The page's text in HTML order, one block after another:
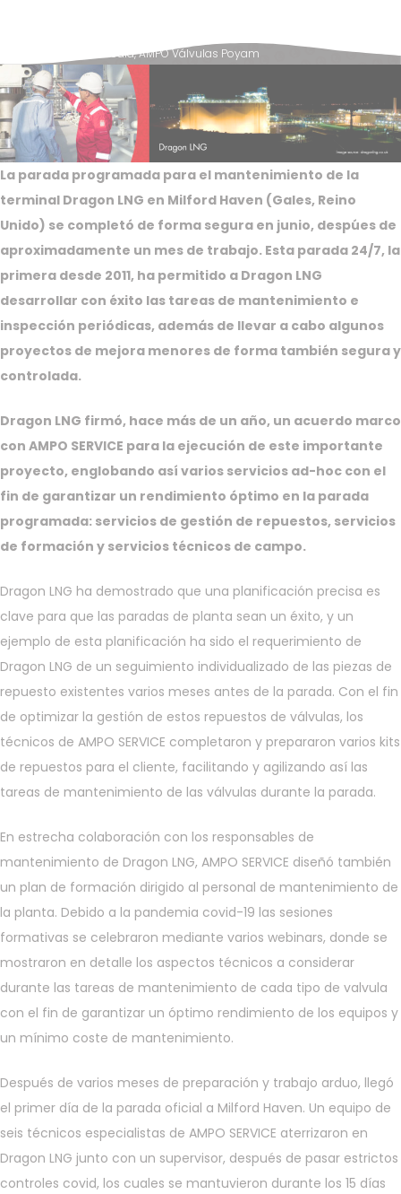
News & Media,AMPO Válvulas Poyam
La parada programada para el mantenimiento de la
terminal Dragon LNG en Milford Haven (Gales, Reino
Unido) se completó de forma segura en junio, despúes de
aproximadamente un mes de trabajo. Esta parada 24/7, la
primera desde 2011, ha permitido a Dragon LNG
desarrollar con éxito las tareas de mantenimiento e
inspección periódicas, además de llevar a cabo algunos
proyectos de mejora menores de forma también segura y
controlada.
Dragon LNG firmó, hace más de un año, un acuerdo marco
con AMPO SERVICE para la ejecución de este importante
proyecto, englobando así varios servicios ad-hoc con el
fin de garantizar un rendimiento óptimo en la parada
programada: servicios de gestión de repuestos, servicios
de formación y servicios técnicos de campo.
Dragon LNG ha demostrado que una planificación precisa es
clave para que las paradas de planta sean un éxito, y un
ejemplo de esta planificación ha sido el requerimiento de
Dragon LNG de un seguimiento individualizado de las piezas de
repuesto existentes varios meses antes de la parada. Con el fin
de optimizar la gestión de estos repuestos de válvulas, los
técnicos de AMPO SERVICE completaron y prepararon varios kits
de repuestos para el cliente, facilitando y agilizando así las
tareas de mantenimiento de las válvulas durante la parada.
En estrecha colaboración con los responsables de
mantenimiento de Dragon LNG, AMPO SERVICE diseñó también
un plan de formación dirigido al personal de mantenimiento de
la planta. Debido a la pandemia covid-19 las sesiones
formativas se celebraron mediante varios webinars, donde se
mostraron en detalle los aspectos técnicos a considerar
durante las tareas de mantenimiento de cada tipo de valvula
con el fin de garantizar un óptimo rendimiento de los equipos y
un mínimo coste de mantenimiento.
Después de varios meses de preparación y trabajo arduo, llegó
el primer día de la parada oficial a Milford Haven. Un equipo de
seis técnicos especialistas de AMPO SERVICE aterrizaron en
Dragon LNG junto con un supervisor, después de pasar estrictos
controles covid, los cuales se mantuvieron durante los 15 días